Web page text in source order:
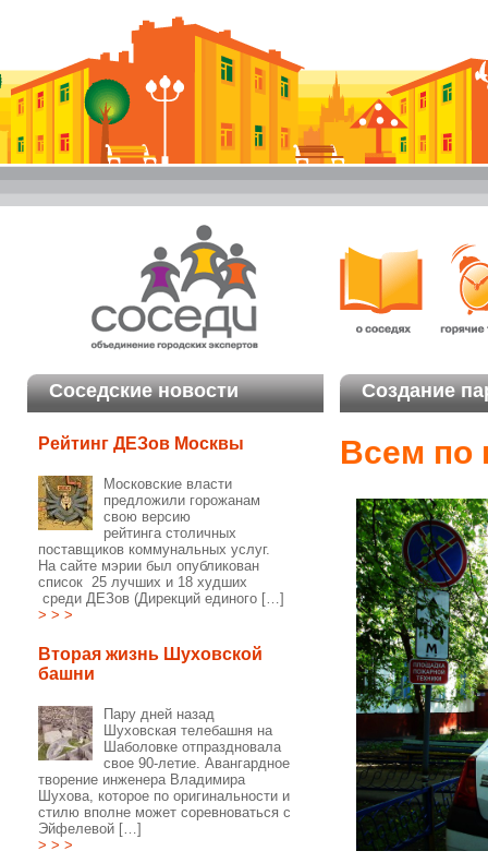
Соседские новости
Рейтинг ДЕЗов Москвы
Московские власти
предложили горожанам
свою версию
рейтинга столичных
поставщиков коммунальных услуг.
На сайте мэрии был опубликован
список 25 лучших и 18 худших
среди ДЕЗов (Дирекций единого […]
> > >
Вторая жизнь Шуховской
башни
Пару дней назад
Шуховская телебашня на
Шаболовке отпраздновала
свое 90-летие. Авангардное
творение инженера Владимира
Шухова, которое по оригинальности и
стилю вполне может соревноваться с
Эйфелевой […]
> > >
Создание
Всем по